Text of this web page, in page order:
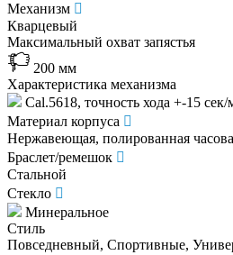
Механизм
Кварцевый
Максимальный охват запястья
200 мм
Характеристика механизма
Cal.5618, точность хода +-15 сек/
Материал корпуса
Нержавеющая, полированная
Браслет/ремешок
Стальной
Стекло
Минеральное
Стиль
Повседневный, Спортивные,